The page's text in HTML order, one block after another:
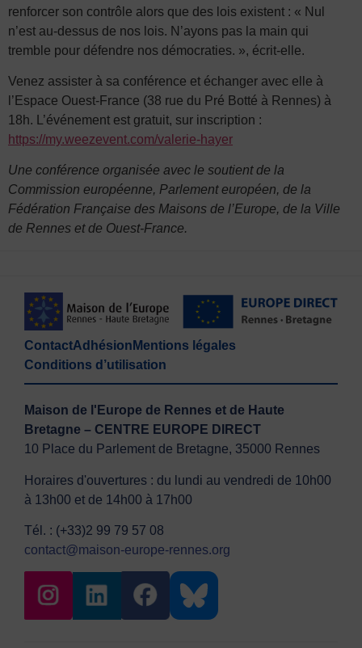
renforcer son contrôle alors que des lois existent : « Nul
n’est au-dessus de nos lois. N’ayons pas la main qui
tremble pour défendre nos démocraties. », écrit-elle.
Venez assister à sa conférence et échanger avec elle à
l’Espace Ouest-France (38 rue du Pré Botté à Rennes) à
18h. L’événement est gratuit, sur inscription :
https://my.weezevent.com/valerie-hayer
Une conférence organisée avec le soutient de la
Commission européenne, Parlement européen, de la
Fédération Française des Maisons de l’Europe, de la Ville
de Rennes et de Ouest-France.
ContactAdhésion Mentions légales
Conditions d’utilisation
Maison de l'Europe de Rennes et de Haute
Bretagne – CENTRE EUROPE DIRECT
10 Place du Parlement de Bretagne, 35000 Rennes
Horaires d'ouvertures : du lundi au vendredi de 10h00
à 13h00 et de 14h00 à 17h00
Tél. : (+33)2 99 79 57 08
contact@maison-europe-rennes.org